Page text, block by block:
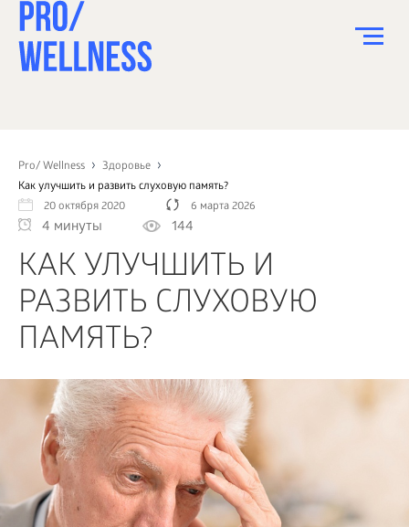
Pro/ Wellness
Здоровье
Как улучшить и развить слуховую память?
20 октября 2020
6 марта 2026
4 минуты 144
КАК УЛУЧШИТЬ И
РАЗВИТЬ СЛУХОВУЮ
ПАМЯТЬ?
СПОРТ
ЗДОРОВЬЕ
КРАСОТА
ПСИХОЛОГИЯ
ДЕТИ
ДОМ
КАК?
БИЗНЕС